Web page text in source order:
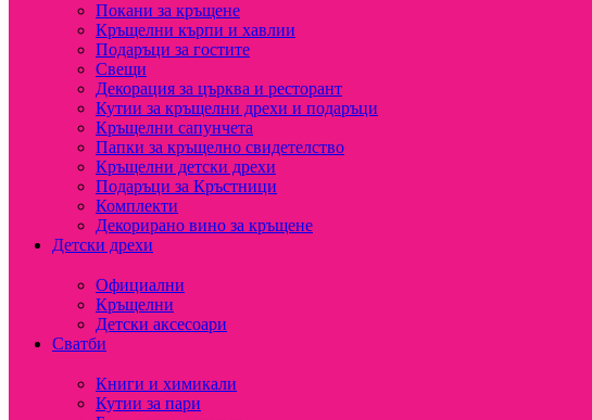
Покани за кръщене
Кръщелни кърпи и хавлии
Подаръци за гостите
Свещи
Декорация за църква и ресторант
Кутии за кръщелни дрехи и подаръци
Кръщелни сапунчета
Папки за кръщелно свидетелство
Кръщелни детски дрехи
Подаръци за Кръстници
Комплекти
Декорирано вино за кръщене
Детски дрехи
Официални
Кръщелни
Детски аксесоари
Сватби
Книги и химикали
Кутии за пари